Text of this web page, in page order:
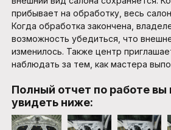
прибывает на обработку, весь
Когда обработка закончена,
возможность убедиться, что
изменилось. Также центр
наблюдать за тем, как мастера
Полный отчет по работе
увидеть ниже: